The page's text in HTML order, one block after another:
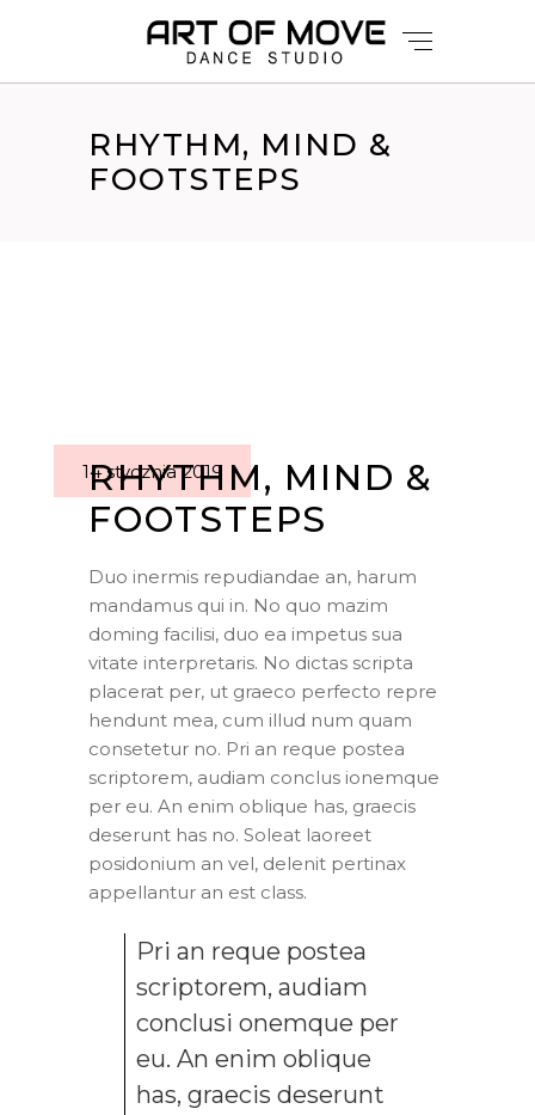
RHYTHM, MIND &
FOOTSTEPS
14 stycznia 2019
RHYTHM, MIND &
FOOTSTEPS
Duo inermis repudiandae an, harum
mandamus qui in. No quo mazim
doming facilisi, duo ea impetus sua
vitate interpretaris. No dictas scripta
placerat per, ut graeco perfecto repre
hendunt mea, cum illud num quam
consetetur no. Pri an reque postea
scriptorem, audiam conclus ionemque
per eu. An enim oblique has, graecis
deserunt has no. Soleat laoreet
posidonium an vel, delenit pertinax
appellantur an est class.
Pri an reque postea
scriptorem, audiam
conclusi onemque per
eu. An enim oblique
has, graecis deserunt